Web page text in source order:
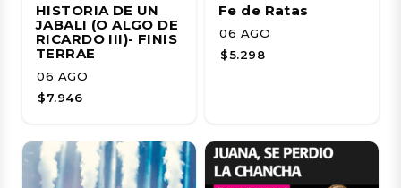
HISTORIA DE UN
JABALI (O ALGO DE
RICARDO III)- FINIS
TERRAE
06 AGO
$7.946
Fe de Ratas
06 AGO
$5.298